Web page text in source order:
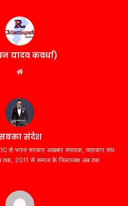
यादव कवर्धा)
संदेश
से भारत सरकार अखबार संपादक, पत्रकार संघ
तक, 2011 से समाज के जिलाध्यक्ष अब तक